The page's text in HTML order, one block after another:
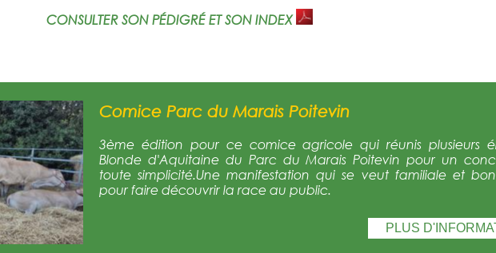
CONSULTER SON PÉDIGRÉ ET SON INDEX
Comice Parc du Marais Poitevin
3ème édition pour ce comice agricole qui réunis plusieurs
Blonde d'Aquitaine du Parc du Marais Poitevin pour un
toute simplicité.Une manifestation qui se veut familiale et
pour faire découvrir la race au public.
PLUS